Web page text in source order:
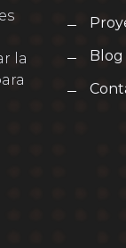
la
Blog